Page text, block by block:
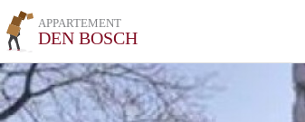
APPARTEMENT
DEN BOSCH